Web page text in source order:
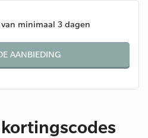
minimaal 3 dagen
AANBIEDING